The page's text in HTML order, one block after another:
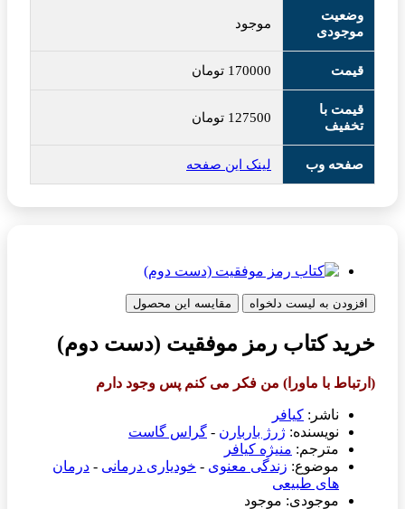
وضعیت
موجودی
موجود
قیمت 170000 تومان
قیمت با
تخفیف
127500 تومان
صفحه وب لینک این صفحه
افزودن به لیست دلخواه مقایسه این محصول
خرید کتاب رمز موفقیت (دست دوم)
(ارتباط با ماورا) من فکر می کنم پس وجود دارم
ناشر: کیافر
نویسنده: ژرژ باربارن - گراس گاست
مترجم: منیژه کیافر
موضوع: زندگی معنوی - خودیاری درمانی - درمان
های طبیعی
موجودی: موجود